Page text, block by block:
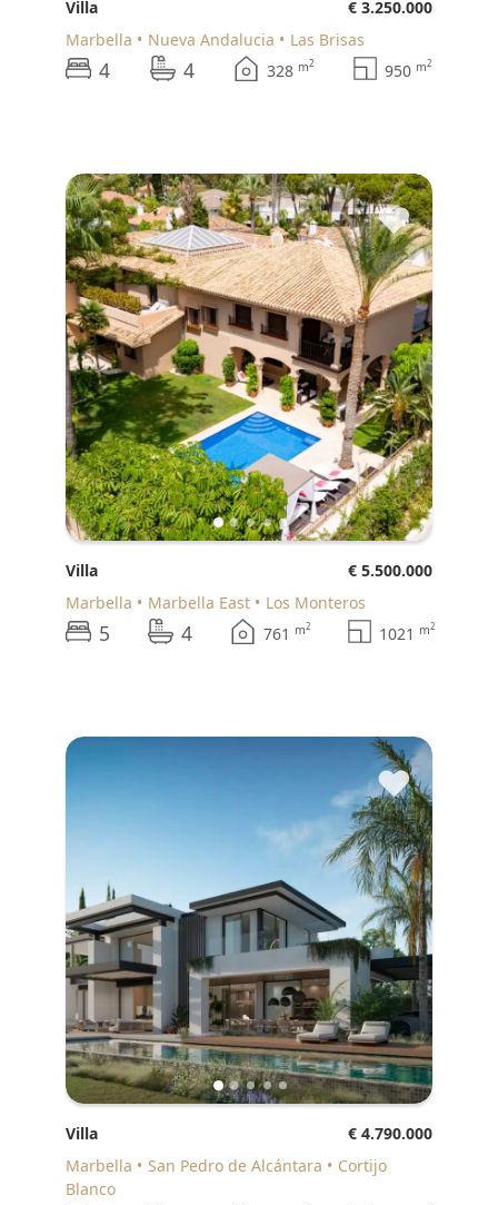
Villa
€ 3.250.000
Marbella
Nueva Andalucia Las Brisas
4 4 328 m2 950 m2
♥
Villa
€ 5.500.000
Marbella
Marbella East Los Monteros
5 4 761 m2 1021 m2
♥
Villa
€ 4.790.000
Marbella
San Pedro de Alcántara
Cortijo
Blanco